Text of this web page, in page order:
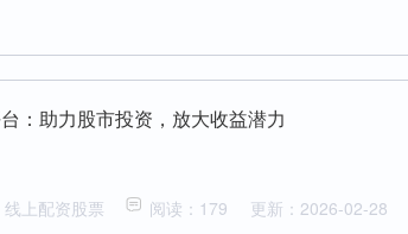
：助力股市投资，放大收益潜力
上配资股票 阅读：179
更新：2026-02-28